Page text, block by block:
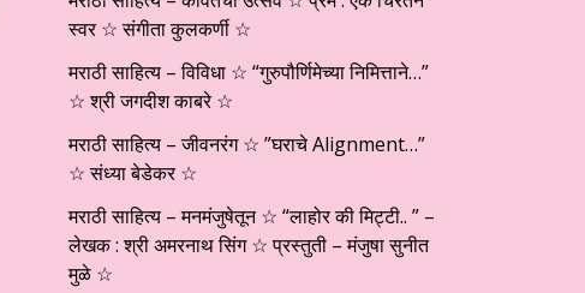
स्वर ☆ संगीता कुलकर्णी ☆
मराठी साहित्य – विविधा ☆ “गुरुपौर्णिमेच्या निमित्ताने…”
☆ श्री जगदीश काबरे ☆
मराठी साहित्य – जीवनरंग ☆ ”घराचे Alignment…”
☆ संध्या बेडेकर ☆
मराठी साहित्य – मनमंजुषेतून ☆ “लाहोर की मिट्टी.. ” –
लेखक : श्री अमरनाथ सिंग ☆ प्रस्तुती – मंजुषा सुनीत
मुळे ☆